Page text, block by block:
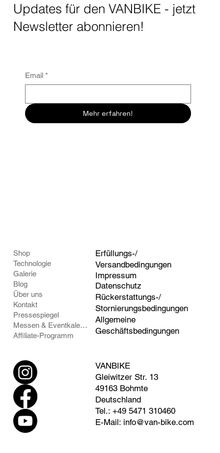
Updates für den VANBIKE - jetzt
Newsletter abonnieren!
Email *
Mehr erfahren!
Shop
Technologie
Galerie
Blog
Über uns
Kontakt
Pressespiegel
Messen & Eventkalender
Affiliate-Programm
Impressum
Datenschutz
Erfüllungs-/
Versandbedingungen
Rückerstattungs-/
Stornierungsbedingungen
Allgemeine
Geschäftsbedingungen
VANBIKE
Gleiwitzer Str. 13
49163 Bohmte
Deutschland
Tel.: +49 5471 310460
E-Mail: info@van-bike.com